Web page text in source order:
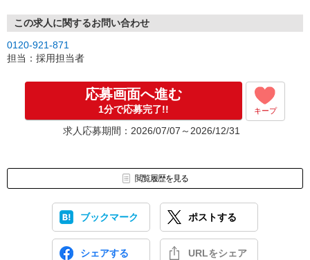
能です。
この求人に関するお問い合わせ
0120-921-871
担当：採用担当者
応募画面へ進む
1分で応募完了!! キープ
求人応募期間：2026/07/07～2026/12/31
閲覧履歴を見る
ブックマーク ポストする
シェアする URLをシェア